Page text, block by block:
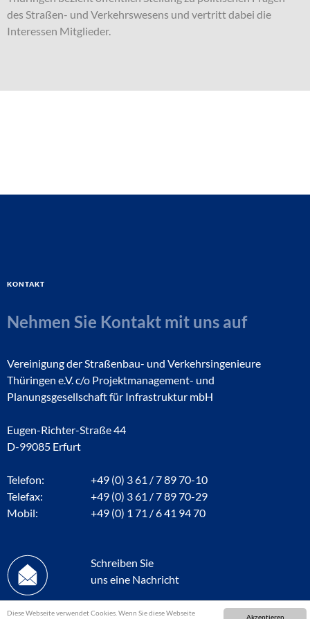
Akzeptieren
Diese Webseite verwendet Cookies. Wenn Sie diese Webseite
des Straßen- und Verkehrswesens und vertritt dabei die
Interessen Mitglieder.
Kontakt
Nehmen Sie Kontakt mit uns auf
Vereinigung der Straßenbau- und Verkehrsingenieure
Thüringen e.V. c/o Projektmanagement- und
Planungsgesellschaft für Infrastruktur mbH
Eugen-Richter-Straße 44
D-99085 Erfurt
Telefon:
+49 (0) 3 61 / 7 89 70-10
Telefax:
+49 (0) 3 61 / 7 89 70-29
Mobil:
+49 (0) 1 71 / 6 41 94 70
Schreiben Sie
uns eine Nachricht